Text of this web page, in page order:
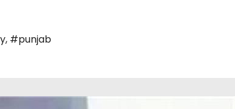
, #punjab